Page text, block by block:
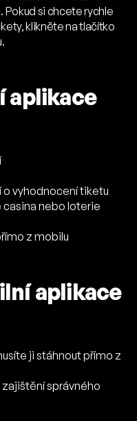
si chcete rychle
klikněte na tlačítko
aplikace
vyhodnocení tiketu
nebo loterie
z mobilu
aplikace
ji stáhnout přímo z
správného